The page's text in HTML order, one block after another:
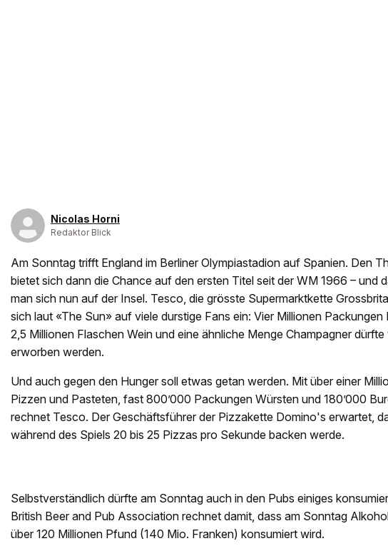
Nicolas Horni
Redaktor Blick
Am Sonntag trifft England im Berliner Olympiastadion auf Spanien. Den
bietet sich dann die Chance auf den ersten Titel seit der WM 1966 – und
man sich nun auf der Insel. Tesco, die grösste Supermarktkette
sich laut «The Sun» auf viele durstige Fans ein: Vier Millionen Packungen
2,5 Millionen Flaschen Wein und eine ähnliche Menge Champagner
erworben werden.
Und auch gegen den Hunger soll etwas getan werden. Mit über einer
Pizzen und Pasteten, fast 800’000 Packungen Würsten und 180’000
rechnet Tesco. Der Geschäftsführer der Pizzakette Domino's erwartet,
während des Spiels 20 bis 25 Pizzas pro Sekunde backen werde.
Selbstverständlich dürfte am Sonntag auch in den Pubs einiges
British Beer and Pub Association rechnet damit, dass am Sonntag
über 120 Millionen Pfund (140 Mio. Franken) konsumiert wird.